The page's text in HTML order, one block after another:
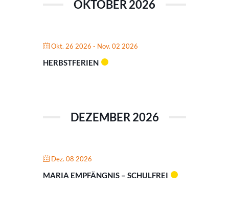
OKTOBER 2026
Okt. 26 2026 - Nov. 02 2026
HERBSTFERIEN
DEZEMBER 2026
Dez. 08 2026
MARIA EMPFÄNGNIS – SCHULFREI